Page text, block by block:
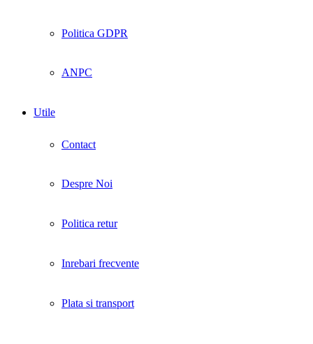
Politica GDPR
ANPC
Utile
Contact
Despre Noi
Politica retur
Inrebari frecvente
Plata si transport